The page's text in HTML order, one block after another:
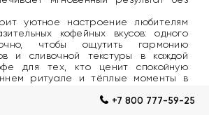
уютное настроение любителям
кофейных вкусов: одного
чтобы ощутить гармонию
и сливочной текстуры в каждой
для тех, кто ценит спокойную
ритуале и тёплые моменты в
+7 800 777-59-25